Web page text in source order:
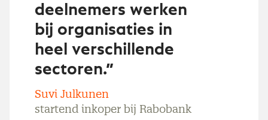
deelnemers werken
bij organisaties in
heel verschillende
sectoren.”
Suvi Julkunen
startend inkoper bij Rabobank